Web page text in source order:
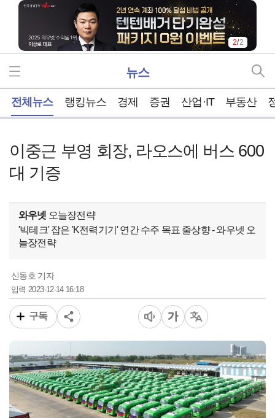
2/2
뉴스
전체뉴스 랭킹뉴스 경제 증권 산업·IT 부동산
이중근 부영 회장, 라오스에 버스 600
대 기증
와우넷 오늘장전략
'빅테크' 잡은 'K전력기기' 연간 수주 목표 줄상향 - 와우넷 오
늘장전략
신동호 기자
입력 2023-12-14 16:18
구독